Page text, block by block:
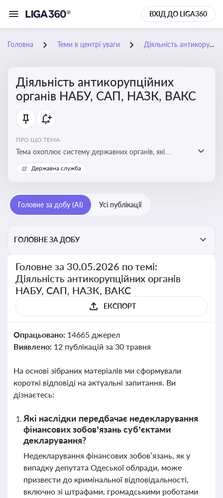
ВХІД ДО LIGA360
Головна Теми в центрі уваги Діяльність антикорупційних органів НАБУ, САП, НАЗК, ВАКС
Діяльність антикорупційних
органів НАБУ, САП, НАЗК, ВАКС
ПРО ЩО ТЕМА:
Тема охоплює систему державних органів, які
здійснюють запобігання, виявлення та розслідування
корупційних правопорушень, що є ключовим
у державному управлінні та бізнесі
Державна служба
Головне за добу (AI) Усі публікації
ГОЛОВНЕ ЗА ДОБУ
Головне за 30.05.2026 по темі:
Діяльність антикорупційних органів
НАБУ, САП, НАЗК, ВАКС
ЕКСПОРТ
Опрацьовано: 14665 джерел
Виявлено: 12 публікацій за 30 травня
На основі зібраних матеріалів ми сформували
короткі відповіді на актуальні запитання. Ви
дізнаєтесь:
Які наслідки передбачає недекларування
фінансових зобов’язань суб’єктами
декларування?
Недекларування фінансових зобов’язань, як у
випадку депутата Одеської облради, може
призвести до кримінальної відповідальності,
включно зі штрафами, громадськими роботами